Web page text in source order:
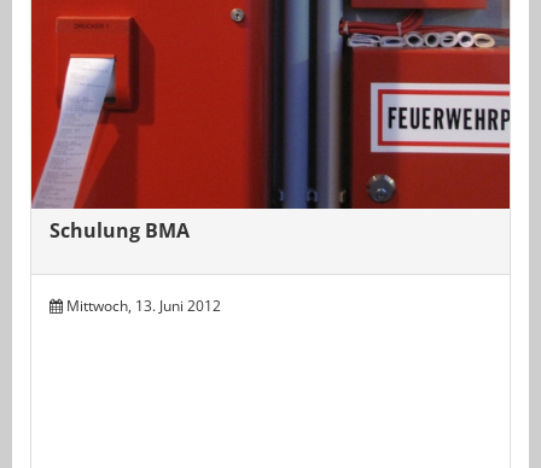
Schulung BMA
Mittwoch, 13. Juni 2012